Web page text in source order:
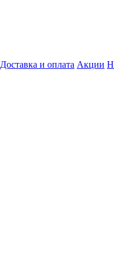
Доставка и оплата Акции